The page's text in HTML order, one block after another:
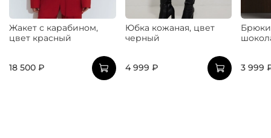
Жакет с карабином,
цвет красный
18 500 ₽
Юбка кожаная, цвет
черный
4 999 ₽ 3 999